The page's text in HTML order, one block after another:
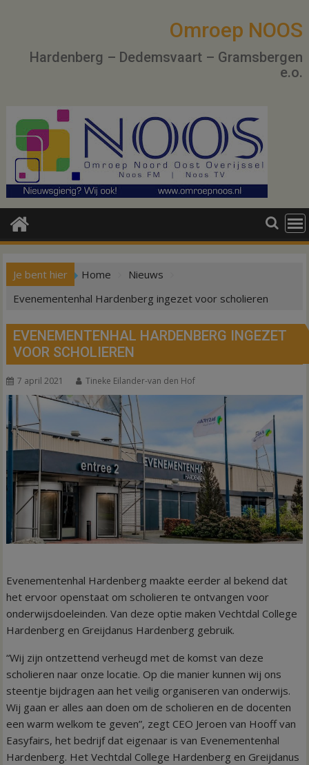
Omroep NOOS
Hardenberg – Dedemsvaart – Gramsbergen
e.o.
Je bent hier Home
Nieuws
Evenementenhal Hardenberg ingezet voor scholieren
EVENEMENTENHAL HARDENBERG INGEZET
VOOR SCHOLIEREN
7 april 2021 Tineke Eilander-van den Hof
Evenementenhal Hardenberg maakte eerder al bekend dat
het ervoor openstaat om scholieren te ontvangen voor
onderwijsdoeleinden. Van deze optie maken Vechtdal College
Hardenberg en Greijdanus Hardenberg gebruik.
“Wij zijn ontzettend verheugd met de komst van deze
scholieren naar onze locatie. Op die manier kunnen wij ons
steentje bijdragen aan het veilig organiseren van onderwijs.
Wij gaan er alles aan doen om de scholieren en de docenten
een warm welkom te geven”, zegt CEO Jeroen van Hooff van
Easyfairs, het bedrijf dat eigenaar is van Evenementenhal
Hardenberg. Het Vechtdal College Hardenberg en Greijdanus